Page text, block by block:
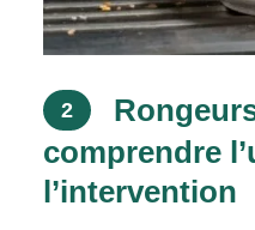
2
comprendre
l’intervention